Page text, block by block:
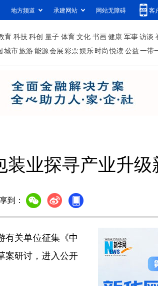
地方频道 承建网站 网站无障碍 客
育 科技科创 量子 体育文化 书画健康 军事访谈
城市旅游能源会展彩票娱乐时尚 悦读公益一带
装业探寻产业升级
到：
关单位征集《中
案研讨，进入公开